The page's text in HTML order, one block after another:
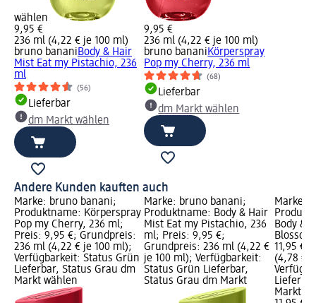
wählen
9,95 €
236 ml (4,22 € je 100 ml)
bruno bananiBody & Hair
Mist Eat my Pistachio, 236
ml
(56)
Lieferbar
dm Markt wählen
9,95 €
236 ml (4,22 € je 100 ml)
bruno bananiKörperspray
Pop my Cherry, 236 ml
(68)
Lieferbar
dm Markt wählen
Andere Kunden kauften auch
Marke: bruno banani;
Produktname: Körperspray
Pop my Cherry, 236 ml;
Preis: 9,95 €; Grundpreis:
236 ml (4,22 € je 100 ml);
Verfügbarkeit: Status Grün
Lieferbar, Status Grau dm
Markt wählen
Marke: bruno banani;
Produktname: Body & Hair
Mist Eat my Pistachio, 236
ml; Preis: 9,95 €;
Grundpreis: 236 ml (4,22 €
je 100 ml); Verfügbarkeit:
Status Grün Lieferbar,
Status Grau dm Markt
Marke:
Body &
11,95 €;
(4,78 €
Markt